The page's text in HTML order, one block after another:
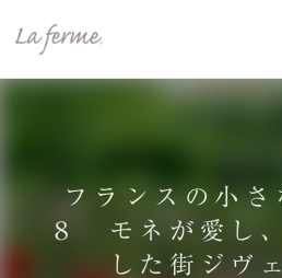
フランスの小
８ モネが愛し
した街ジヴ